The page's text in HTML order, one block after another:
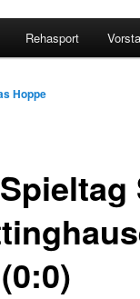
Rehasport
Hoppe